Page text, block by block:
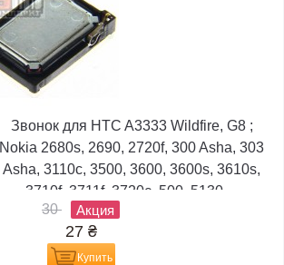
Звонок для HTC A3333 Wildfire, G8 ;
Nokia 2680s, 2690, 2720f, 300 Asha, 303
Asha, 3110c, 3500, 3600, 3600s, 3610s,
3710f, 3711f, 3720c, 500, 5130,...
30
Акция
27 ₴
Купить